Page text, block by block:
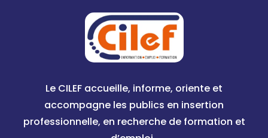
Le CILEF accueille, informe, oriente et
accompagne les publics en insertion
professionnelle, en recherche de formation et